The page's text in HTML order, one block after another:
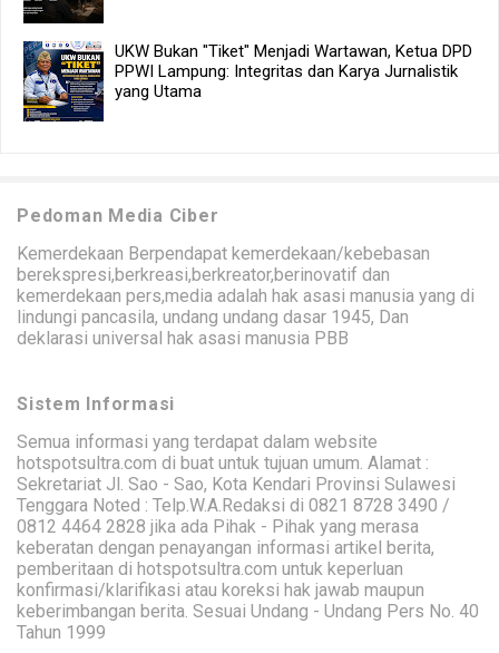
UKW Bukan "Tiket" Menjadi Wartawan, Ketua DPD
PPWI Lampung: Integritas dan Karya Jurnalistik
yang Utama
Pedoman Media Ciber
Kemerdekaan Berpendapat kemerdekaan/kebebasan
berekspresi,berkreasi,berkreator,berinovatif dan
kemerdekaan pers,media adalah hak asasi manusia yang di
lindungi pancasila, undang undang dasar 1945, Dan
deklarasi universal hak asasi manusia PBB
Sistem Informasi
Semua informasi yang terdapat dalam website
hotspotsultra.com di buat untuk tujuan umum. Alamat :
Sekretariat Jl. Sao - Sao, Kota Kendari Provinsi Sulawesi
Tenggara Noted : Telp.W.A.Redaksi di 0821 8728 3490 /
0812 4464 2828 jika ada Pihak - Pihak yang merasa
keberatan dengan penayangan informasi artikel berita,
pemberitaan di hotspotsultra.com untuk keperluan
konfirmasi/klarifikasi atau koreksi hak jawab maupun
keberimbangan berita. Sesuai Undang - Undang Pers No. 40
Tahun 1999